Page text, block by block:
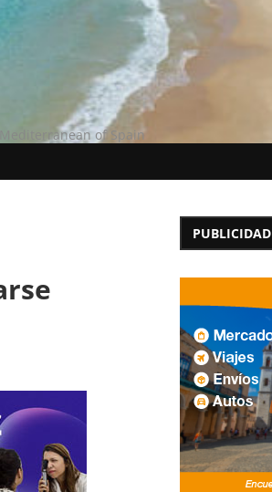
of Spain
PUBLICIDAD